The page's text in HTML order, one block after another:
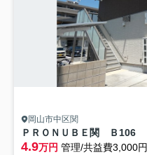
岡山市中区関
ＰＲＯＮＵＢＥ関 Ｂ106
4.9万円 管理/共益費3,000円